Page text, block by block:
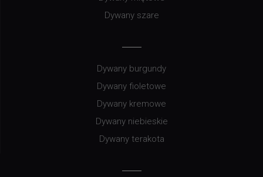
Dywany szare
Dywany burgundy
Dywany fioletowe
Dywany kremowe
Dywany niebieskie
Dywany terakota